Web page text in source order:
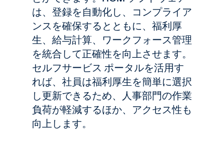
は、登録を自動化し、コンプライア
ンスを確保するとともに、福利厚
生、給与計算、ワークフォース管理
を統合して正確性を向上させます。
セルフサービス ポータルを活用す
れば、社員は福利厚生を簡単に選択
し更新できるため、人事部門の作業
負荷が軽減するほか、アクセス性も
向上します。